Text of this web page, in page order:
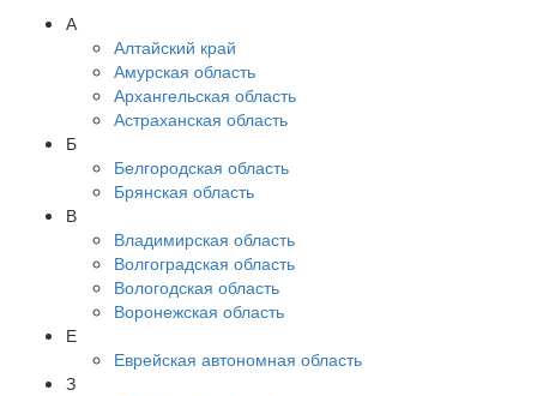
А
Алтайский край
Амурская область
Архангельская область
Астраханская область
Б
Белгородская область
Брянская область
В
Владимирская область
Волгоградская область
Вологодская область
Воронежская область
Е
Еврейская автономная область
З